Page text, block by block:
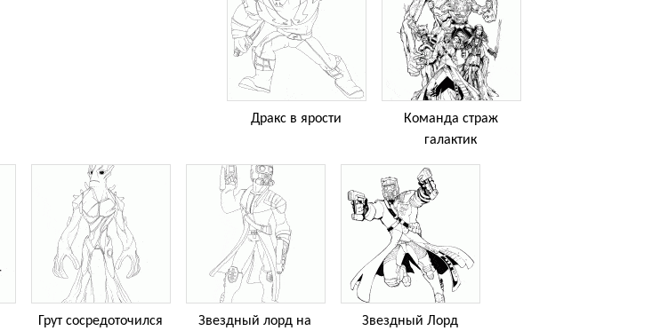
Дракс в ярости
Команда страж
галактик
Грут сосредоточился
Звездный лорд на
Звездный Лорд